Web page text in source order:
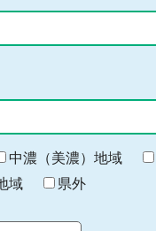
中濃（美濃）地域
域 県外